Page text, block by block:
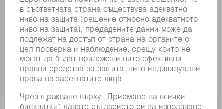
СОФТУЕР
УСЛУГИ
ПРИЛОЖЕНИЯ
ОТРАСЛИ
КОМПАНИЯТА
КАРИЕРИ
СВОБОДНИ ПОЗИЦИИ
ПРОФИЛ НА КОМПАНИЯТА
УПРАВИТЕЛЕН СЪВЕТ
ГОДИШЕН ДОКЛАД
БИЗНЕС ПРИНЦИПИ